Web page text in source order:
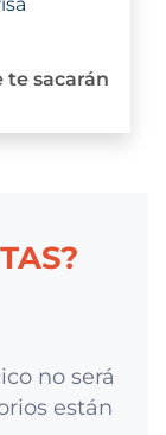
te sacarán
no será
están